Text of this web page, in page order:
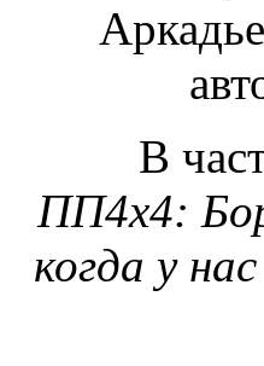
В
ПП4х4:
когда у